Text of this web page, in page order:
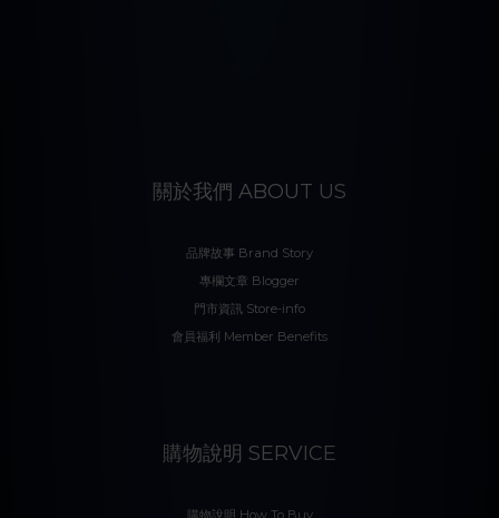
關於我們 ABOUT US
品牌故事 Brand Story
專欄文章 Blogger
門市資訊 Store-info
會員福利 Member Benefits
購物說明 SERVICE